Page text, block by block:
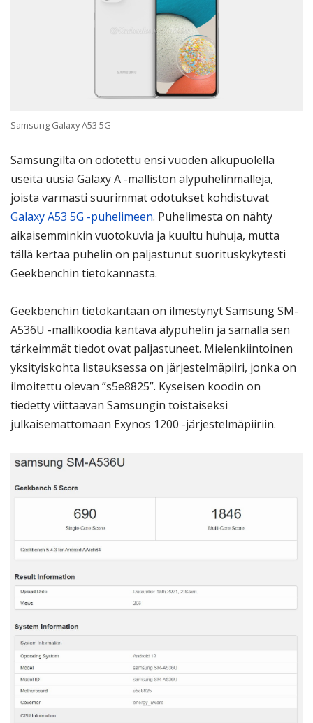
Samsung Galaxy A53 5G
Samsungilta on odotettu ensi vuoden alkupuolella
useita uusia Galaxy A -malliston älypuhelinmalleja,
joista varmasti suurimmat odotukset kohdistuvat
Galaxy A53 5G -puhelimeen. Puhelimesta on nähty
aikaisemminkin vuotokuvia ja kuultu huhuja, mutta
tällä kertaa puhelin on paljastunut suorituskykytesti
Geekbenchin tietokannasta.
Geekbenchin tietokantaan on ilmestynyt Samsung SM-
A536U -mallikoodia kantava älypuhelin ja samalla sen
tärkeimmät tiedot ovat paljastuneet. Mielenkiintoinen
yksityiskohta listauksessa on järjestelmäpiiri, jonka on
ilmoitettu olevan ”s5e8825”. Kyseisen koodin on
tiedetty viittaavan Samsungin toistaiseksi
julkaisemattomaan Exynos 1200 -järjestelmäpiiriin.